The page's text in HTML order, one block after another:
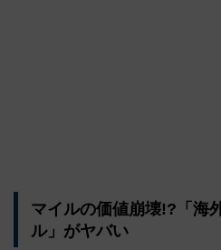
マイルの価値崩壊!?「海
ル」がヤバい